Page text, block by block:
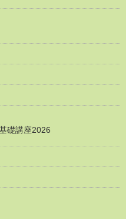
礎講座2026